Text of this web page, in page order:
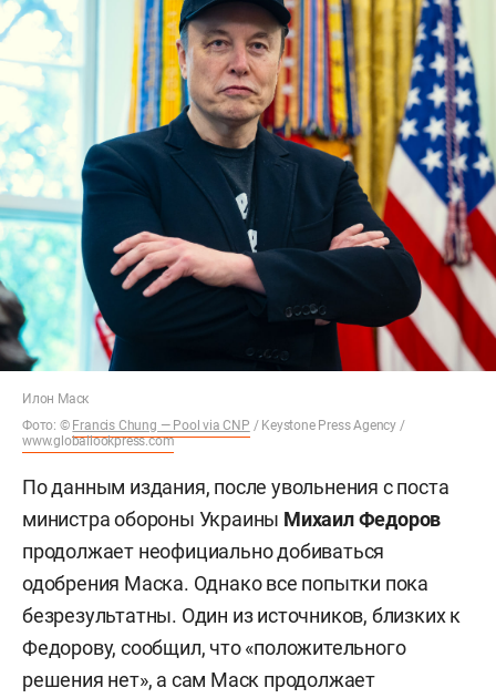
Илон Маск
Фото: © Francis Chung — Pool via CNP / Keystone Press Agency /
www.globallookpress.com
По данным издания, после увольнения с поста
министра обороны Украины Михаил Федоров
продолжает неофициально добиваться
одобрения Маска. Однако все попытки пока
безрезультатны. Один из источников, близких к
Федорову, сообщил, что «положительного
решения нет», а сам Маск продолжает